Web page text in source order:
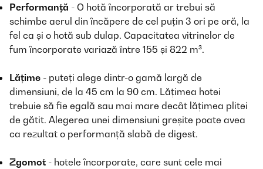
Performanță - O hotă încorporată ar trebui să
schimbe aerul din încăpere de cel puțin 3 ori pe oră, la
fel ca și o hotă sub dulap. Capacitatea vitrinelor de
fum încorporate variază între 155 și 822 m³.
Lățime - puteți alege dintr-o gamă largă de
dimensiuni, de la 45 cm la 90 cm. Lățimea hotei
trebuie să fie egală sau mai mare decât lățimea plitei
de gătit. Alegerea unei dimensiuni greșite poate avea
ca rezultat o performanță slabă de digest.
Zgomot - hotele încorporate, care sunt cele mai